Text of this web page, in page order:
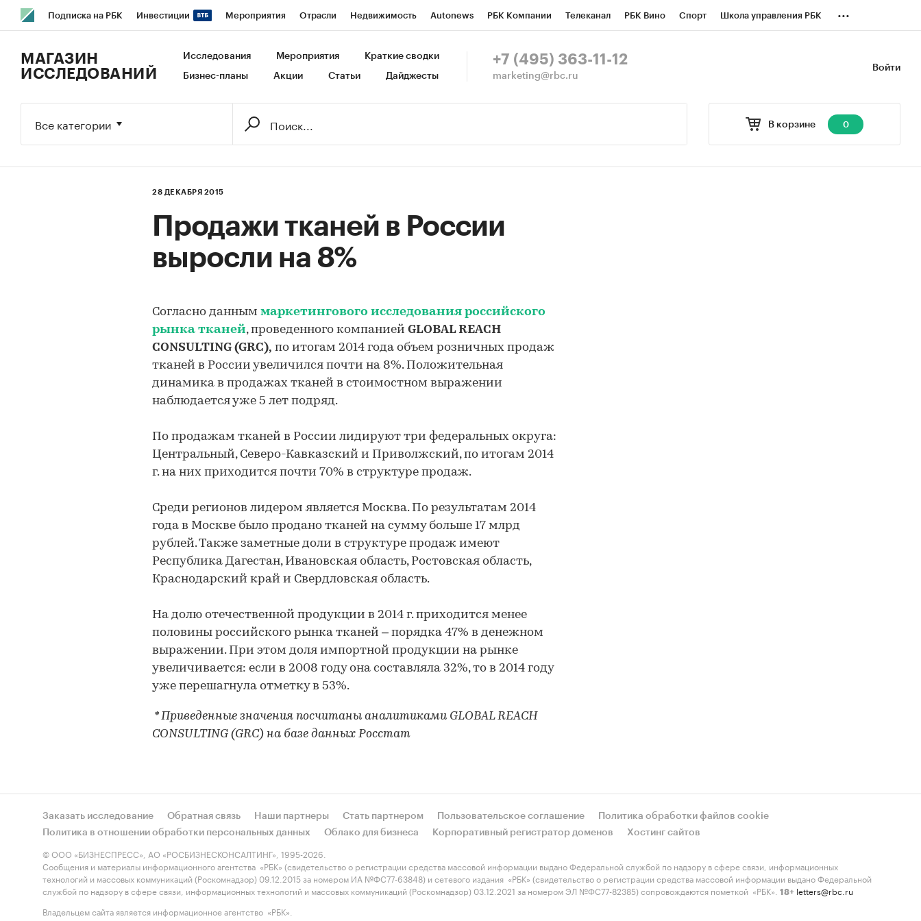
Подписка на РБК Инвестиции Мероприятия Отрасли Недвижимость Autonews РБК Компании Телеканал РБК Вино Спорт Школа управления РБК
Исследования Кредитные рейтинги Франшизы Газета Спецпроекты СПб Конференции СПб Спецпроекты
...
Войти
МАГАЗИН
ИССЛЕДОВАНИЙ
Исследования Мероприятия Краткие сводки
Бизнес-планы Акции Статьи Дайджесты
+7 (495) 363-11-12
marketing@rbc.ru
В корзине 0
Все категории
28 ДЕКАБРЯ 2015
Продажи тканей в России
выросли на 8%
Согласно данным маркетингового исследования российского
рынка тканей, проведенного компанией GLOBAL REACH
CONSULTING (GRC), по итогам 2014 года объем розничных продаж
тканей в России увеличился почти на 8%. Положительная
динамика в продажах тканей в стоимостном выражении
наблюдается уже 5 лет подряд.
По продажам тканей в России лидируют три федеральных округа:
Центральный, Северо-Кавказский и Приволжский, по итогам 2014
г. на них приходится почти 70% в структуре продаж.
Среди регионов лидером является Москва. По результатам 2014
года в Москве было продано тканей на сумму больше 17 млрд
рублей. Также заметные доли в структуре продаж имеют
Республика Дагестан, Ивановская область, Ростовская область,
Краснодарский край и Свердловская область.
На долю отечественной продукции в 2014 г. приходится менее
половины российского рынка тканей – порядка 47% в денежном
выражении. При этом доля импортной продукции на рынке
увеличивается: если в 2008 году она составляла 32%, то в 2014 году
уже перешагнула отметку в 53%.
* Приведенные значения посчитаны аналитиками GLOBAL REACH
CONSULTING (GRC) на базе данных Росстат
Заказать исследование Обратная связь Наши партнеры Стать партнером Пользовательское соглашение
Политика обработки файлов cookie
Политика в отношении обработки персональных данных
Облако для бизнеса Корпоративный регистратор доменов Хостинг сайтов
© ООО «БИЗНЕСПРЕСС», АО «РОСБИЗНЕСКОНСАЛТИНГ», 1995-2026.
Сообщения и материалы информационного агентства «РБК» (свидетельство о регистрации средства массовой информации выдано Федеральной службой по надзору в сфере связи, информационных
технологий и массовых коммуникаций (Роскомнадзор) 09.12.2015 за номером ИА №ФС77-63848) и сетевого издания «РБК» (свидетельство о регистрации средства массовой информации выдано Федеральной
службой по надзору в сфере связи, информационных технологий и массовых коммуникаций (Роскомнадзор) 03.12.2021 за номером ЭЛ №ФС77-82385) сопровождаются пометкой «РБК».
18+ letters@rbc.ru
Владельцем сайта является информационное агентство «РБК».